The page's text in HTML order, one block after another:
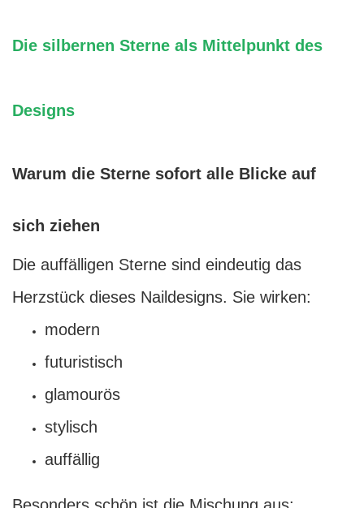
Die silbernen Sterne als Mittelpunkt des
Designs
Warum die Sterne sofort alle Blicke auf
sich ziehen
Die auffälligen Sterne sind eindeutig das
Herzstück dieses Naildesigns. Sie wirken:
modern
futuristisch
glamourös
stylisch
auffällig